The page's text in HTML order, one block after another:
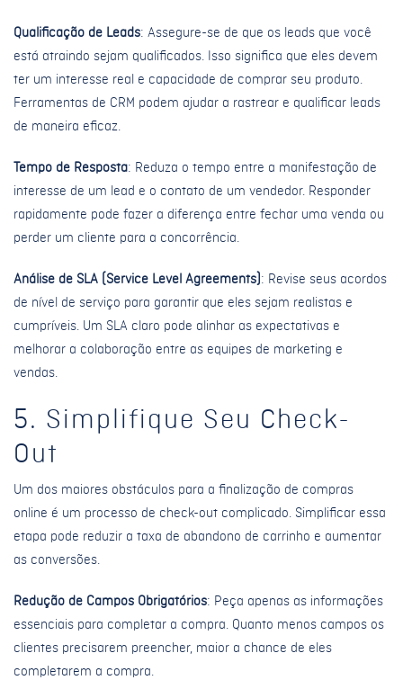
Qualificação de Leads: Assegure-se de que os leads que você
está atraindo sejam qualificados. Isso significa que eles devem
ter um interesse real e capacidade de comprar seu produto.
Ferramentas de CRM podem ajudar a rastrear e qualificar leads
de maneira eficaz.
Tempo de Resposta: Reduza o tempo entre a manifestação de
interesse de um lead e o contato de um vendedor. Responder
rapidamente pode fazer a diferença entre fechar uma venda ou
perder um cliente para a concorrência.
Análise de SLA (Service Level Agreements): Revise seus acordos
de nível de serviço para garantir que eles sejam realistas e
cumpríveis. Um SLA claro pode alinhar as expectativas e
melhorar a colaboração entre as equipes de marketing e
vendas.
5. Simplifique Seu Check-
Out
Um dos maiores obstáculos para a finalização de compras
online é um processo de check-out complicado. Simplificar essa
etapa pode reduzir a taxa de abandono de carrinho e aumentar
as conversões.
Redução de Campos Obrigatórios: Peça apenas as informações
essenciais para completar a compra. Quanto menos campos os
clientes precisarem preencher, maior a chance de eles
completarem a compra.